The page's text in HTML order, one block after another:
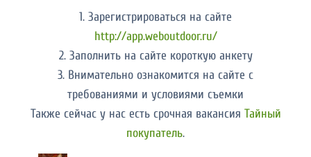
1. Зарегистрироваться на сайте
http://app.weboutdoor.ru/
2. Заполнить на сайте короткую анкету
3. Внимательно ознакомится на сайте с
требованиями и условиями съемки
Также сейчас у нас есть срочная вакансия Тайный
покупатель.